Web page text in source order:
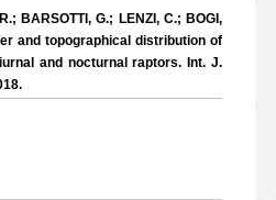
BARSOTTI, G.; LENZI, C.; BOGI,
and topographical distribution of
and nocturnal raptors. Int. J.